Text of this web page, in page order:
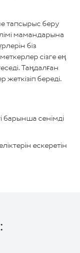
тапсырыс беру
мамандарына
біз
сізге ең
Таңдалған
жеткізіп береді.
барынша сенімді
ескеретін